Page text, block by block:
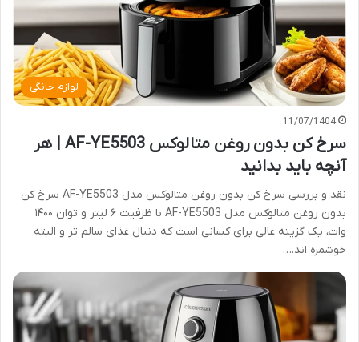
لوازم خانگی
11/07/1404
سرخ کن بدون روغن متالوکس AF-YE5503 | هر
آنچه باید بدانید
نقد و بررسی سرخ کن بدون روغن متالوکس مدل AF-YE5503 سرخ کن
بدون روغن متالوکس مدل AF-YE5503 با ظرفیت ۶ لیتر و توان ۱۴۰۰
وات، یک گزینه عالی برای کسانی است که دنبال غذای سالم تر و البته
خوشمزه اند.…